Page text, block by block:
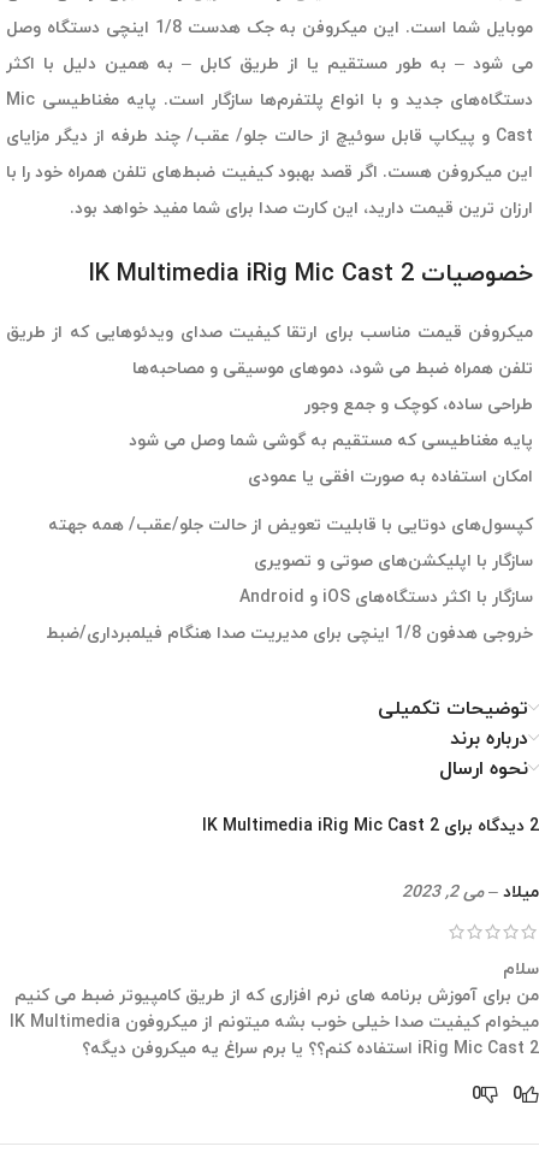
موبایل شما است. این میکروفن به جک هدست 1/8 اینچی دستگاه وصل
می شود – به طور مستقیم یا از طریق کابل – به همین دلیل با اکثر
دستگاه‌های جدید و با انواع پلتفرم‌ها سازگار است. پایه مغناطیسی Mic
Cast و پیکاپ قابل سوئیچ از حالت جلو/ عقب/ چند طرفه از دیگر مزایای
این میکروفن هست. اگر قصد بهبود کیفیت ضبط‌های تلفن همراه خود را با
ارزان ترین قیمت دارید،‌ این کارت صدا برای شما مفید خواهد بود.
خصوصیات IK Multimedia iRig Mic Cast 2
میکروفن قیمت مناسب برای ارتقا کیفیت صدای ویدئوهایی که از طریق
تلفن همراه ضبط می شود،‌ دموهای موسیقی و مصاحبه‌ها
طراحی ساده، کوچک و جمع وجور
پایه مغناطیسی که مستقیم به گوشی شما وصل می شود
امکان استفاده به صورت افقی یا عمودی
کپسول‌های دوتایی با قابلیت تعویض از حالت جلو/عقب/ همه جهته
سازگار با اپلیکشن‌های صوتی و تصویری
سازگار با اکثر دستگاه‌های iOS و Android
خروجی هدفون 1/8 اینچی برای مدیریت صدا هنگام فیلمبرداری/ضبط
توضیحات تکمیلی
درباره برند
نحوه ارسال
2 دیدگاه برای IK Multimedia iRig Mic Cast 2
میلاد – می 2, 2023
سلام
من برای آموزش برنامه های نرم افزاری که از طریق کامپیوتر ضبط می کنیم
میخوام کیفیت صدا خیلی خوب بشه میتونم از میکروفون IK Multimedia
iRig Mic Cast 2 استفاده کنم؟؟ یا برم سراغ یه میکروفن دیگه؟
0
0